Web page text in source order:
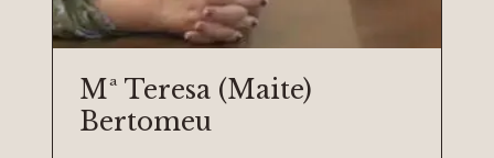
Mª Teresa (Maite)
Bertomeu